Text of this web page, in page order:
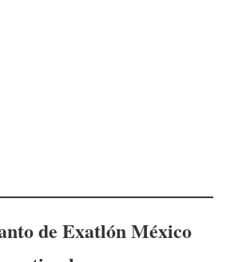
de Exatlón México